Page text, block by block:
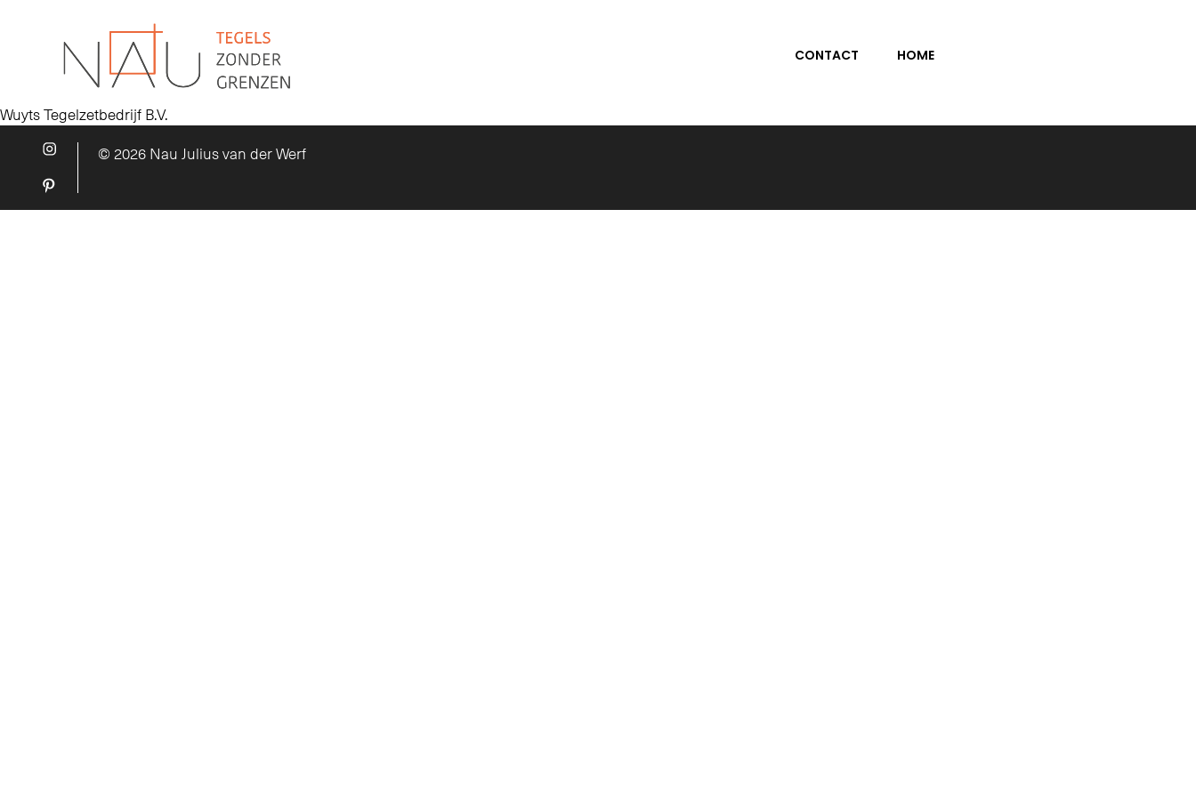
CONTACT HOME
Wuyts Tegelzetbedrijf B.V.
© 2026 Nau Julius van der Werf